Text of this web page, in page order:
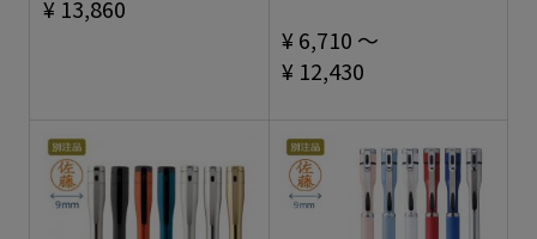
¥ 13,860
¥ 6,710 ～
¥ 12,430